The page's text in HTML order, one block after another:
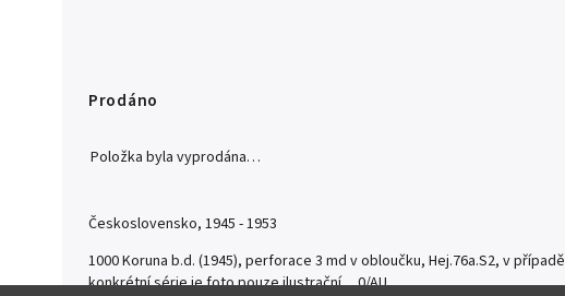
Prodáno
Položka byla vyprodána…
Československo, 1945 - 1953
1000 Koruna b.d. (1945), perforace 3 md v obloučku, Hej.76a.S2, v případě
konkrétní série je foto pouze ilustrační 0/AU